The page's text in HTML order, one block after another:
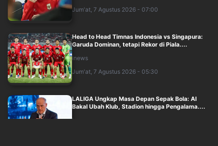
Jum'at, 7 Agustus 2026 - 07:00
Head to Head Timnas Indonesia vs Singapura:
Garuda Dominan, tetapi Rekor di Piala....
inews
Jum'at, 7 Agustus 2026 - 05:30
LALIGA Ungkap Masa Depan Sepak Bola: AI
Bakal Ubah Klub, Stadion hingga Pengalama....
inews